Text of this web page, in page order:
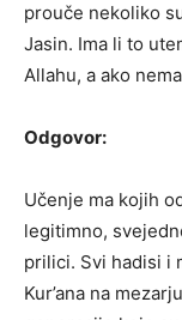
prouče nekoliko
Jasin. Ima li to
Allahu, a ako
Odgovor:
Učenje ma kojih
legitimno,
prilici. Svi hadisi i
Kur’ana na